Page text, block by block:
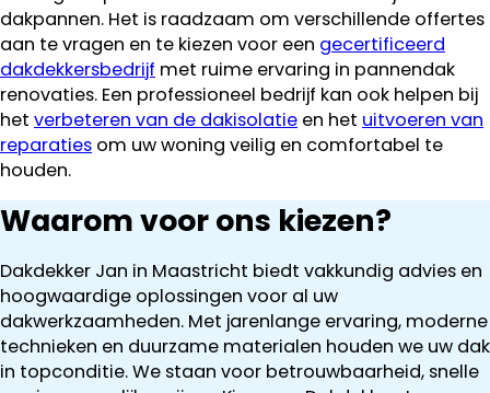
dakpannen. Het is raadzaam om verschillende offertes
aan te vragen en te kiezen voor een gecertificeerd
dakdekkersbedrijf met ruime ervaring in pannendak
renovaties. Een professioneel bedrijf kan ook helpen bij
het verbeteren van de dakisolatie en het uitvoeren van
reparaties om uw woning veilig en comfortabel te
houden.
Waarom voor ons kiezen?
Dakdekker Jan in Maastricht biedt vakkundig advies en
hoogwaardige oplossingen voor al uw
dakwerkzaamheden. Met jarenlange ervaring, moderne
technieken en duurzame materialen houden we uw dak
in topconditie. We staan voor betrouwbaarheid, snelle